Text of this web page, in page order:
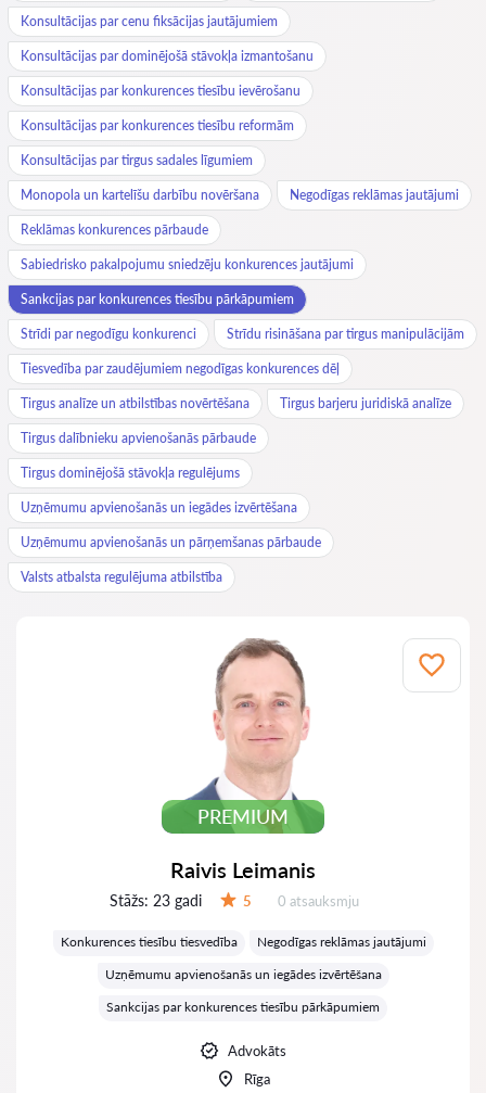
Konsultācijas par cenu fiksācijas jautājumiem
Konsultācijas par dominējošā stāvokļa izmantošanu
Konsultācijas par konkurences tiesību ievērošanu
Konsultācijas par konkurences tiesību reformām
Konsultācijas par tirgus sadales līgumiem
Monopola un kartelīšu darbību novēršana Negodīgas reklāmas jautājumi
Reklāmas konkurences pārbaude
Sabiedrisko pakalpojumu sniedzēju konkurences jautājumi
Sankcijas par konkurences tiesību pārkāpumiem
Strīdi par negodīgu konkurenci Strīdu risināšana par tirgus manipulācijām
Tiesvedība par zaudējumiem negodīgas konkurences dēļ
Tirgus analīze un atbilstības novērtēšana Tirgus barjeru juridiskā analīze
Tirgus dalībnieku apvienošanās pārbaude
Tirgus dominējošā stāvokļa regulējums
Uzņēmumu apvienošanās un iegādes izvērtēšana
Uzņēmumu apvienošanās un pārņemšanas pārbaude
Valsts atbalsta regulējuma atbilstība
PREMIUM
Raivis Leimanis
Stāžs: 23 gadi 5 Atsauksmes:
0 atsauksmju
Konkurences tiesību tiesvedība
Negodīgas reklāmas jautājumi
Uzņēmumu apvienošanās un iegādes izvērtēšana
Sankcijas par konkurences tiesību pārkāpumiem
Advokāts
Rīga